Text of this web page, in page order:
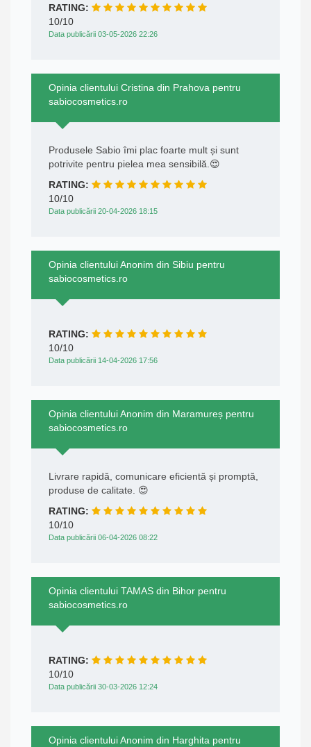
RATING:
10/10
Data publicării 03-05-2026 22:26
Opinia clientului Cristina din Prahova pentru
sabiocosmetics.ro
Produsele Sabio îmi plac foarte mult și sunt
potrivite pentru pielea mea sensibilă.😍
RATING:
10/10
Data publicării 20-04-2026 18:15
Opinia clientului Anonim din Sibiu pentru
sabiocosmetics.ro
RATING:
10/10
Data publicării 14-04-2026 17:56
Opinia clientului Anonim din Maramureș pentru
sabiocosmetics.ro
Livrare rapidă, comunicare eficientă și promptă,
produse de calitate. 😍
RATING:
10/10
Data publicării 06-04-2026 08:22
Opinia clientului TAMAS din Bihor pentru
sabiocosmetics.ro
RATING:
10/10
Data publicării 30-03-2026 12:24
Opinia clientului Anonim din Harghita pentru